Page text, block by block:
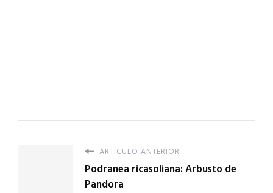
ARTÍCULO ANTERIOR
Podranea ricasoliana: Arbusto de
Pandora